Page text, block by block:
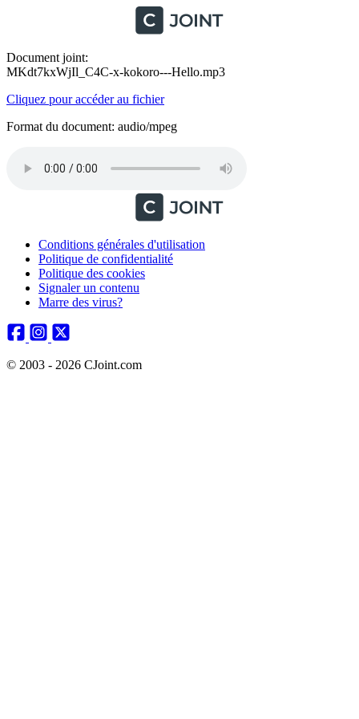
Document joint:
MKdt7kxWjIl_C4C-x-kokoro---Hello.mp3
Cliquez pour accéder au fichier
Format du document: audio/mpeg
Conditions générales d'utilisation
Politique de confidentialité
Politique des cookies
Signaler un contenu
Marre des virus?
© 2003 - 2026 CJoint.com